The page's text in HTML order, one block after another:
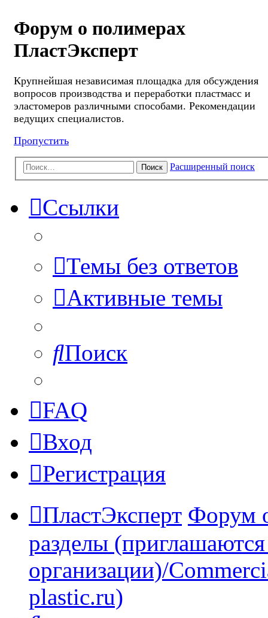
Форум о полимерах
ПластЭксперт
Крупнейшая независимая площадка для обсуждения
вопросов производства и переработки пластмасс и
эластомеров различными способами. Рекомендации
ведущих специалистов.
Пропустить
Поиск Расширенный поиск
Ссылки
Темы без ответов
Активные темы
Поиск
FAQ
Вход
Регистрация
ПластЭксперт Форум
разделы
организации)/
plastic.ru)